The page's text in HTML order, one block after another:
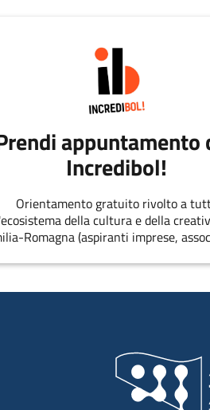
appuntamento
Incredibol!
Orientamento gratuito rivolto a
della cultura e della
Romagna (aspiranti imprese,